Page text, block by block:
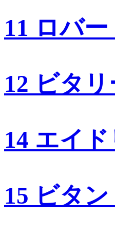
11 ロバ
12 ビタ
14 エイ
15 ビタ